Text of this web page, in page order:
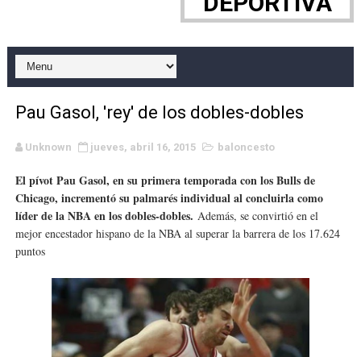
Canadian Elite Basketball League 2026 - CEBL Finals
Canadian Football League 2026 - Week 10
EFA y AFLE 2026 - Regular season
AEW - Adam Page con Brodido desbancan una
WWE NXT - Myles Borne y Tavion Heights ponen fin
Campeonato de Europa de MTB 2026 (Monteceneri,
Campeonato de Europa de remo 2026 (Varese, Italia)
Pau Gasol, 'rey' de los dobles-dobles
Unknown jueves, abril 16, 2015 baloncesto
El pívot Pau Gasol, en su primera temporada con los Bulls de
Chicago, incrementó su palmarés individual al concluirla como
líder de la NBA en los dobles-dobles. Además, se convirtió en el
mejor encestador hispano de la NBA al superar la barrera de los 17.624
puntos